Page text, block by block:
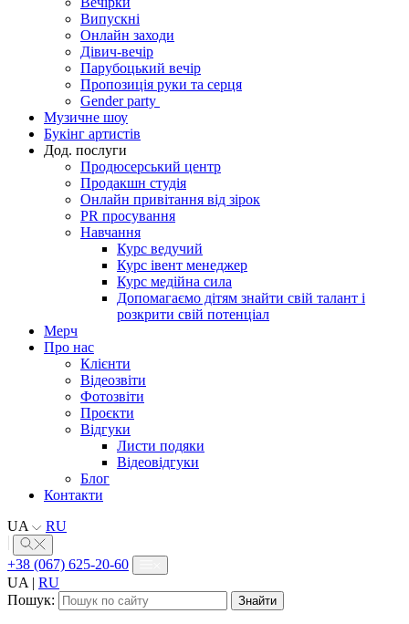
Випускні
Онлайн заходи
Дівич-вечір
Парубоцький вечір
Пропозиція руки та серця
Gender party
Музичне шоу
Букінг артистів
Дод. послуги
Продюсерський центр
Продакшн студія
Онлайн привітання від зірок
PR просування
Навчання
Курс ведучий
Курс івент менеджер
Курс медійна сила
Допомагаємо дітям знайти свій талант і
розкрити свій потенціал
Мерч
Про нас
Клієнти
Відеозвіти
Фотозвіти
Проєкти
Відгуки
Листи подяки
Відеовідгуки
Блог
Контакти
UA
RU
+38 (067) 625-20-60
UA | RU
Пошук: